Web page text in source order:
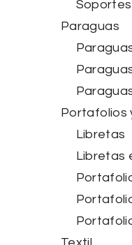
Soportes
Paraguas
Portafolios
Libretas
Libretas